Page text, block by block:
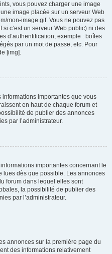
vous pouvez charger une image
image placée sur un serveur Web
mon-image.gif. Vous ne pouvez pas
c’est un serveur Web public) ni des
d’authentification, exemple : boîtes
par un mot de passe, etc. Pour
[img].
importantes que vous
en haut de chaque forum et
de publier des annonces
par l’administrateur.
importantes concernant le
lues dès que possible. Les annonces
forum dans lequel elles sont
la possibilité de publier des
par l’administrateur.
annonces sur la première page du
des informations relativement